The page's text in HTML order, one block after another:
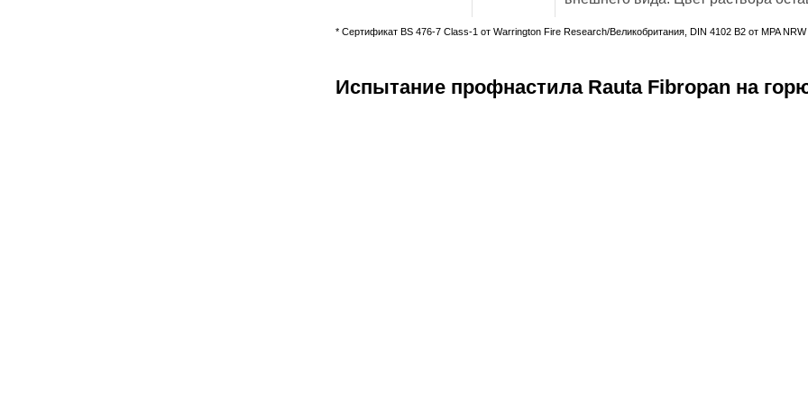
* Сертификат BS 476-7 Class-1 от Warrington Fire Research/Великобритания, DIN 4102 B2 от MPA
Испытание профнастила Rauta Fibropan на